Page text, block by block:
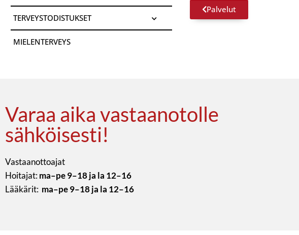
TERVEYSTODISTUKSET
MIELENTERVEYS
Palvelut
Varaa aika vastaanotolle
sähköisesti!
Vastaanottoajat
Hoitajat:ma–pe 9–18 ja la 12–16
Lääkärit: ma–pe 9–18 ja la 12–16